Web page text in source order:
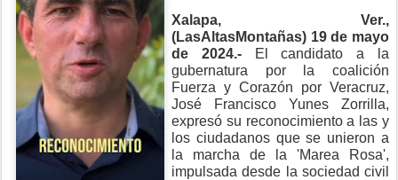
Xalapa, Ver.,
(LasAltasMontañas) 19 de mayo
de 2024.-El candidato a la
gubernatura por la coalición
Fuerza y Corazón por Veracruz,
José Francisco Yunes Zorrilla,
expresó su reconocimiento a las y
los ciudadanos que se unieron a
la marcha de la 'Marea Rosa',
impulsada desde la sociedad civil